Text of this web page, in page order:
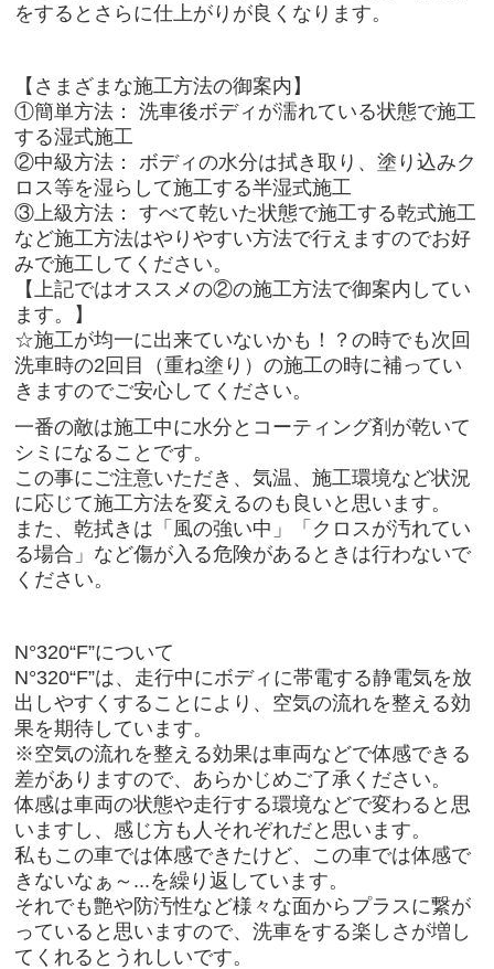
をするとさらに仕上がりが良くなります。
【さまざまな施工方法の御案内】
①簡単方法： 洗車後ボディが濡れている状態で施工
する湿式施工
②中級方法： ボディの水分は拭き取り、塗り込みク
ロス等を湿らして施工する半湿式施工
③上級方法： すべて乾いた状態で施工する乾式施工
など施工方法はやりやすい方法で行えますのでお好
みで施工してください。
【上記ではオススメの②の施工方法で御案内してい
ます。】
☆施工が均一に出来ていないかも！？の時でも次回
洗車時の2回目（重ね塗り）の施工の時に補ってい
きますのでご安心してください。
一番の敵は施工中に水分とコーティング剤が乾いて
シミになることです。
この事にご注意いただき、気温、施工環境など状況
に応じて施工方法を変えるのも良いと思います。
また、乾拭きは「風の強い中」「クロスが汚れてい
る場合」など傷が入る危険があるときは行わないで
ください。
N°320“F”について
N°320“F”は、走行中にボディに帯電する静電気を放
出しやすくすることにより、空気の流れを整える効
果を期待しています。
※空気の流れを整える効果は車両などで体感できる
差がありますので、あらかじめご了承ください。
体感は車両の状態や走行する環境などで変わると思
いますし、感じ方も人それぞれだと思います。
私もこの車では体感できたけど、この車では体感で
きないなぁ～...を繰り返しています。
それでも艶や防汚性など様々な面からプラスに繋が
っていると思いますので、洗車をする楽しさが増し
てくれるとうれしいです。